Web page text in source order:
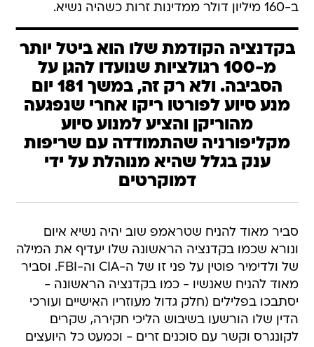
ב-160 מיליון דולר ממדינות זרות כשהיה נשיא.
בקדנציה הקודמת שלו הוא ביטל יותר
מ-100 רגולציות שנועדו להגן על
הסביבה. ולא רק זה, במשך 181 יום
מנע סיוע לפורטו ריקו אחרי שנפגעה
מהוריקן והציע למנוע סיוע
מקליפורניה שהתמודדה עם שריפות
ענק בגלל שהיא מנוהלת על ידי
דמוקרטים
סביר מאוד להניח שטראמפ שוב יהיה נשיא איום
ונורא שכמו בקדנציה הראשונה שלו יעדיף את המילה
של ולדימיר פוטין על פני זו של ה-CIA וה-FBI. וסביר
מאוד להניח שאנשיו - כמו בקדנציה הראשונה -
יסתבכו בפלילים (חלק גדול מעוזריו האישיים ועורכי
הדין שלו הורשעו בשיבוש הליכי חקירה, שקרים
לקונגרס וקשר עם סוכנים זרים - וכמעט כל היועצים